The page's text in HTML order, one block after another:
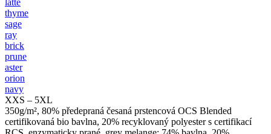
thyme
sage
ray
brick
prune
aster
orion
navy
XXS – 5XL
350g/m², 80% předepraná česaná prstencová OCS Blended
certifikovaná bio bavlna, 20% recyklovaný polyester s certifikací